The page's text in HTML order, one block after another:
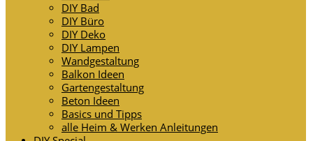
DIY Bad
DIY Büro
DIY Deko
DIY Lampen
Wandgestaltung
Balkon Ideen
Gartengestaltung
Beton Ideen
Basics und Tipps
alle Heim & Werken Anleitungen